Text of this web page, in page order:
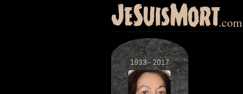
JeSuisMort.com
1933 - 2017